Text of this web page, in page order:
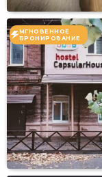
МГНОВЕННОЕ
БРОНИРОВАНИЕ